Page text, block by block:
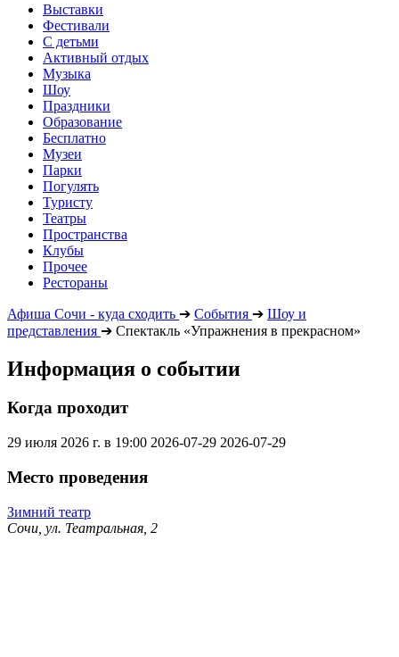
Выставки
Фестивали
С детьми
Активный отдых
Музыка
Шоу
Праздники
Образование
Бесплатно
Музеи
Парки
Погулять
Туристу
Театры
Пространства
Клубы
Прочее
Рестораны
Афиша Сочи - куда сходить ➔ События ➔ Шоу и
представления ➔ Спектакль «Упражнения в прекрасном»
Информация о событии
Когда проходит
29 июля 2026 г. в 19:00 2026-07-29 2026-07-29
Место проведения
Зимний театр
Сочи, ул. Театральная, 2